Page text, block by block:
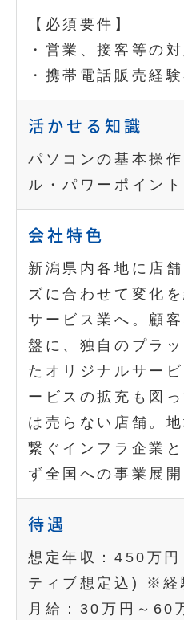
【必須要件】
・営業、接客等の
・携帯電話販売経
活かせる知識
パソコンの基本操
ル・パワーポイント
会社特色
新潟県内各地に店
ズに合わせて変化
サービス業へ。顧
盤に、独自のプラ
たオリジナルサー
ービスの拡充も図
は売らない店舗。
繋ぐインフラ企業
ず全国への事業展
待遇
想定年収：450万
ティブ想定込) ※経
月給：30万円～60